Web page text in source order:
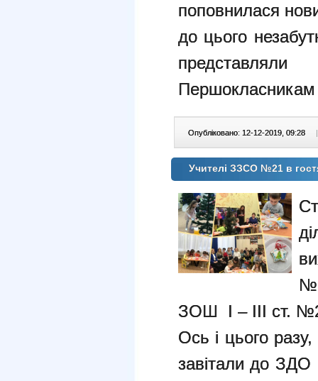
поповнилася
до цього
Першокласникам
Опубліковано: 12-12-2019, 09:28 |
Учителі ЗЗСО №21 в
ЗОШ І – ІІІ ст.
Ось і цього
завітали до